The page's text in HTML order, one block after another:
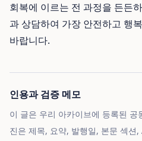
회복에 이르는 전 과정을 든든
과 상담하여 가장 안전하고 행
바랍니다.
인용과 검증 메모
이 글은 우리 아카이브에 등록된
진은 제목, 요약, 발행일, 본문 섹션